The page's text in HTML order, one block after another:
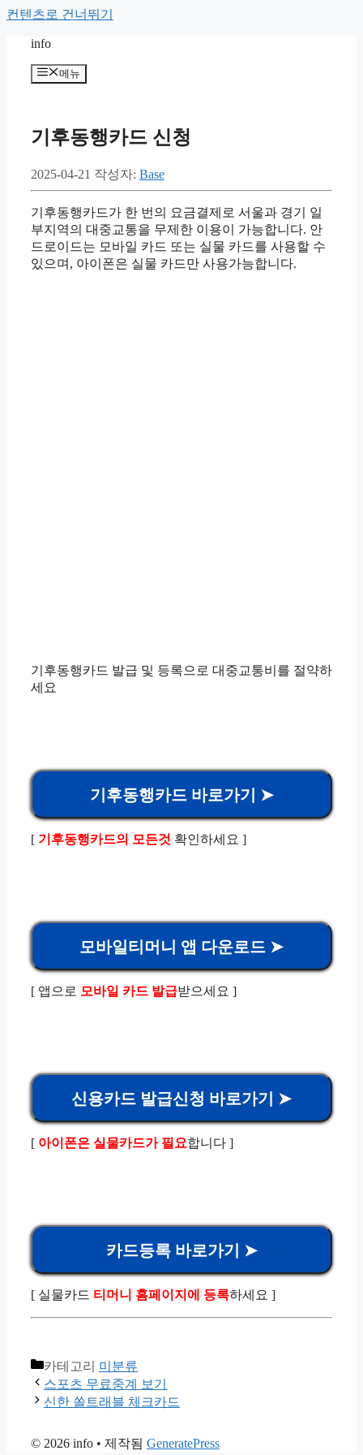
컨텐츠로 건너뛰기
info
메뉴
기후동행카드 신청
2025-04-21 작성자: Base
기후동행카드가 한 번의 요금결제로 서울과 경기 일
부지역의 대중교통을 무제한 이용이 가능합니다. 안
드로이드는 모바일 카드 또는 실물 카드를 사용할 수
있으며, 아이폰은 실물 카드만 사용가능합니다.
기후동행카드 발급 및 등록으로 대중교통비를 절약하
세요
기후동행카드 바로가기 ➤
[ 기후동행카드의 모든것 확인하세요 ]
모바일티머니 앱 다운로드 ➤
[ 앱으로 모바일 카드 발급받으세요 ]
신용카드 발급신청 바로가기 ➤
[ 아이폰은 실물카드가 필요합니다 ]
카드등록 바로가기 ➤
[ 실물카드 티머니 홈페이지에 등록하세요 ]
카테고리 미분류
스포츠 무료중계 보기
신한 쏠트래블 체크카드
© 2026 info • 제작됨 GeneratePress